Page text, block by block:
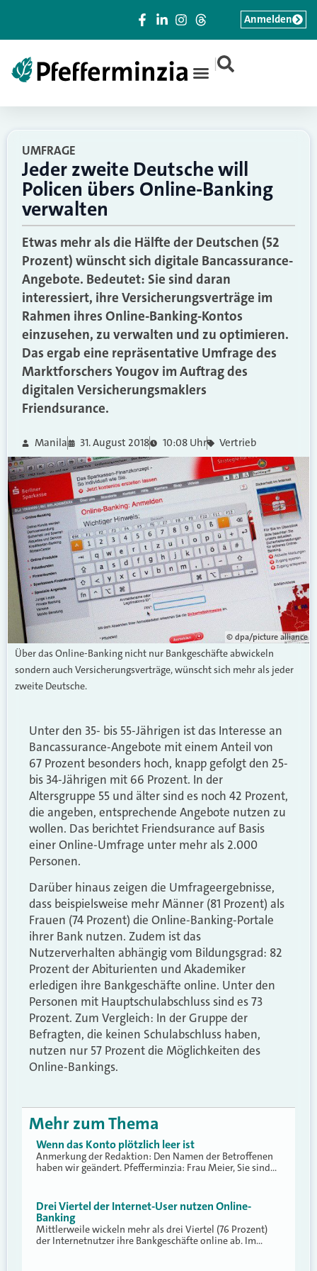
|
Anmelden
UMFRAGE
Jeder zweite Deutsche will
Policen übers Online-Banking
verwalten
Etwas mehr als die Hälfte der Deutschen (52
Prozent) wünscht sich digitale Bancassurance-
Angebote. Bedeutet: Sie sind daran
interessiert, ihre Versicherungsverträge im
Rahmen ihres Online-Banking-Kontos
einzusehen, zu verwalten und zu optimieren.
Das ergab eine repräsentative Umfrage des
Marktforschers Yougov im Auftrag des
digitalen Versicherungsmaklers
Friendsurance.
Manila 31. August 2018 10:08 Uhr Vertrieb
© dpa/picture alliance
Über das Online-Banking nicht nur Bankgeschäfte abwickeln
sondern auch Versicherungsverträge, wünscht sich mehr als jeder
zweite Deutsche.
Unter den 35- bis 55-Jährigen ist das Interesse an
Bancassurance-Angebote mit einem Anteil von
67 Prozent besonders hoch, knapp gefolgt den 25-
bis 34-Jährigen mit 66 Prozent. In der
Altersgruppe 55 und älter sind es noch 42 Prozent,
die angeben, entsprechende Angebote nutzen zu
wollen. Das berichtet Friendsurance auf Basis
einer Online-Umfrage unter mehr als 2.000
Personen.
Darüber hinaus zeigen die Umfrageergebnisse,
dass beispielsweise mehr Männer (81 Prozent) als
Frauen (74 Prozent) die Online-Banking-Portale
ihrer Bank nutzen. Zudem ist das
Nutzerverhalten abhängig vom Bildungsgrad: 82
Prozent der Abiturienten und Akademiker
erledigen ihre Bankgeschäfte online. Unter den
Personen mit Hauptschulabschluss sind es 73
Prozent. Zum Vergleich: In der Gruppe der
Befragten, die keinen Schulabschluss haben,
nutzen nur 57 Prozent die Möglichkeiten des
Online-Bankings.
Mehr zum Thema
Wenn das Konto plötzlich leer ist
Anmerkung der Redaktion: Den Namen der Betroffenen
haben wir geändert. Pfefferminzia: Frau Meier, Sie sind…
Drei Viertel der Internet-User nutzen Online-
Banking
Mittlerweile wickeln mehr als drei Viertel (76 Prozent)
der Internetnutzer ihre Bankgeschäfte online ab. Im…